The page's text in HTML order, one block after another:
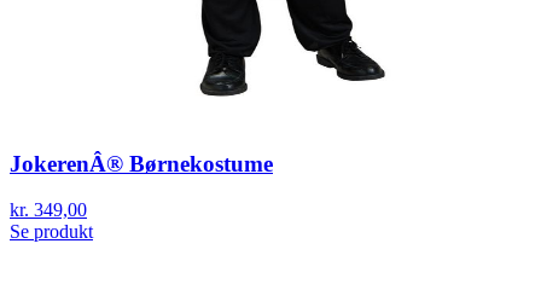
JokerenÂ® Børnekostume
kr. 349,00
Se produkt